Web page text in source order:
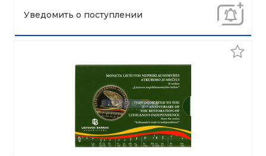
Уведомить о поступлении